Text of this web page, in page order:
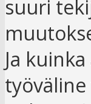
suuri
Ja